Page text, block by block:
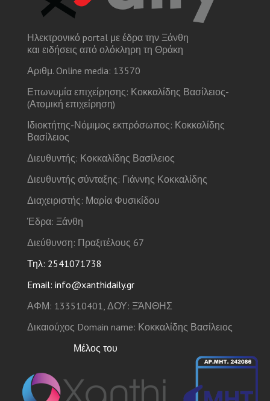
Ηλεκτρονικό portal με έδρα την Ξάνθη
και ειδήσεις από ολόκληρη τη Θράκη
Αριθμ. Online media: 13570
Επωνυμία επιχείρησης: Κοκκαλίδης Βασίλειος-
(Ατομική επιχείρηση)
Ιδιοκτήτης-Νόμιμος εκπρόσωπος: Κοκκαλίδης
Βασίλειος
Διευθυντής: Κοκκαλίδης Βασίλειος
Διευθυντής σύνταξης: Γιάννης Κοκκαλίδης
Διαχειριστής: Μαρία Φυσικίδου
Έδρα: Ξάνθη
Διεύθυνση: Πραξιτέλους 67
Τηλ: 2541071738
Email: info@xanthidaily.gr
ΑΦΜ: 133510401, ΔΟΥ: ΞΆΝΘΗΣ
Δικαιούχος Domain name: Κοκκαλίδης Βασίλειος
Μέλος του